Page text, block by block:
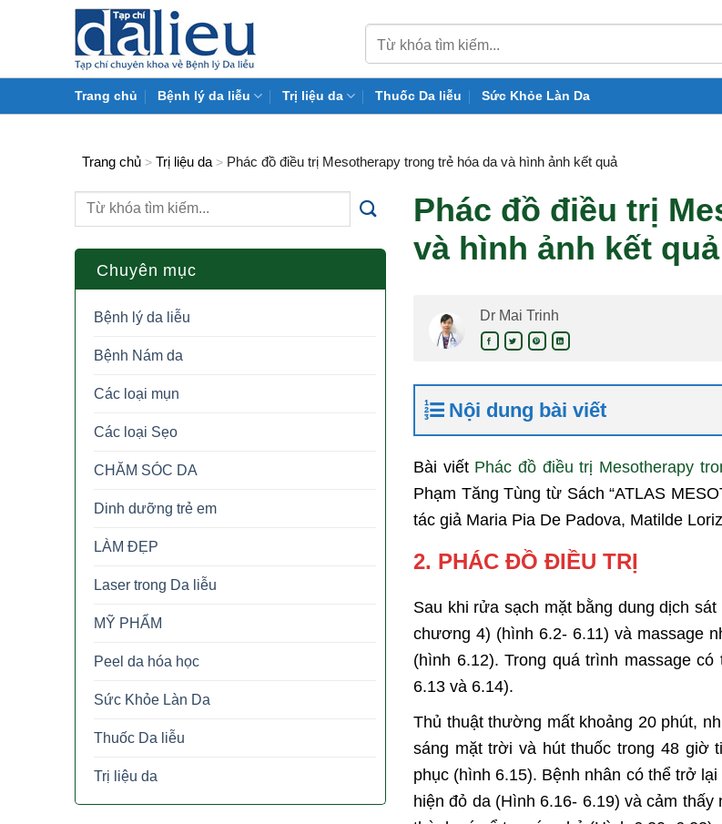
Trang chủ Bệnh lý da liễu Trị liệu da Thuốc Da liễu Sức Khỏe Làn Da
Trang chủ > Trị liệu da > Phác đồ điều trị Mesotherapy trong trẻ hóa da và hình ảnh kết quả
Chuyên mục
Bệnh lý da liễu
Bệnh Nám da
Các loại mụn
Các loại Sẹo
CHĂM SÓC DA
Dinh dưỡng trẻ em
LÀM ĐẸP
Laser trong Da liễu
MỸ PHẨM
Peel da hóa học
Sức Khỏe Làn Da
Thuốc Da liễu
Trị liệu da
Phác đồ điều trị
và hình ảnh kết quả
Dr Mai Trinh
Nội dung bài viết
Bài viết Phác đồ điều trị Mesotherapy
Phạm Tăng Tùng từ Sách “ATLAS
tác giả Maria Pia De Padova, Matilde
2. PHÁC ĐỒ ĐIỀU TRỊ
Sau khi rửa sạch mặt bằng dung dịch
chương 4) (hình 6.2- 6.11) và massage
(hình 6.12). Trong quá trình massage
6.13 và 6.14).
Thủ thuật thường mất khoảng 20 phút,
sáng mặt trời và hút thuốc trong 48 giờ
phục (hình 6.15). Bệnh nhân có thể trở
hiện đỏ da (Hình 6.16- 6.19) và cảm